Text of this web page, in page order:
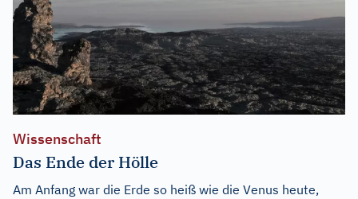
Wissenschaft
Das Ende der Hölle
Am Anfang war die Erde so heiß wie die Venus heute,